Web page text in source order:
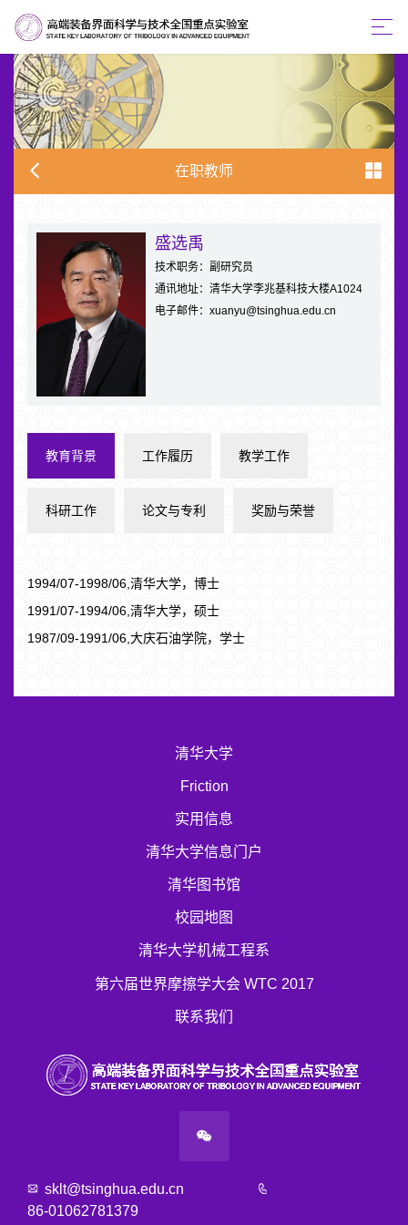
在职教师
盛选禹
技术职务：副研究员
通讯地址：清华大学李兆基科技大楼A1024
电子邮件：xuanyu@tsinghua.edu.cn
教育背景 工作履历 教学工作
科研工作 论文与专利 奖励与荣誉
1994/07-1998/06,清华大学，博士
1991/07-1994/06,清华大学，硕士
1987/09-1991/06,大庆石油学院，学士
清华大学
Friction
实用信息
清华大学信息门户
清华图书馆
校园地图
清华大学机械工程系
第六届世界摩擦学大会 WTC 2017
联系我们
sklt@tsinghua.edu.cn
86-01062781379